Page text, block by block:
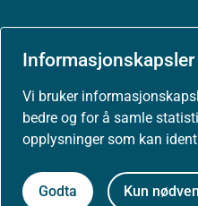
Vi bruker
bedre og for å samle
opplysninger som kan
Godta Kun
Høringer
Presse